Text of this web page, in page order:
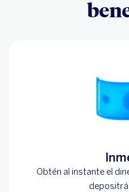
Obtén al instante el